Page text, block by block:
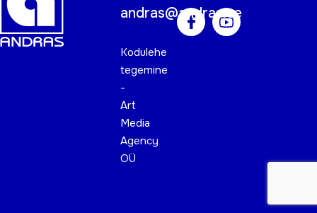
andras@andras.ee
Kodulehe
tegemine
-
Art
Media
Agency
OÜ